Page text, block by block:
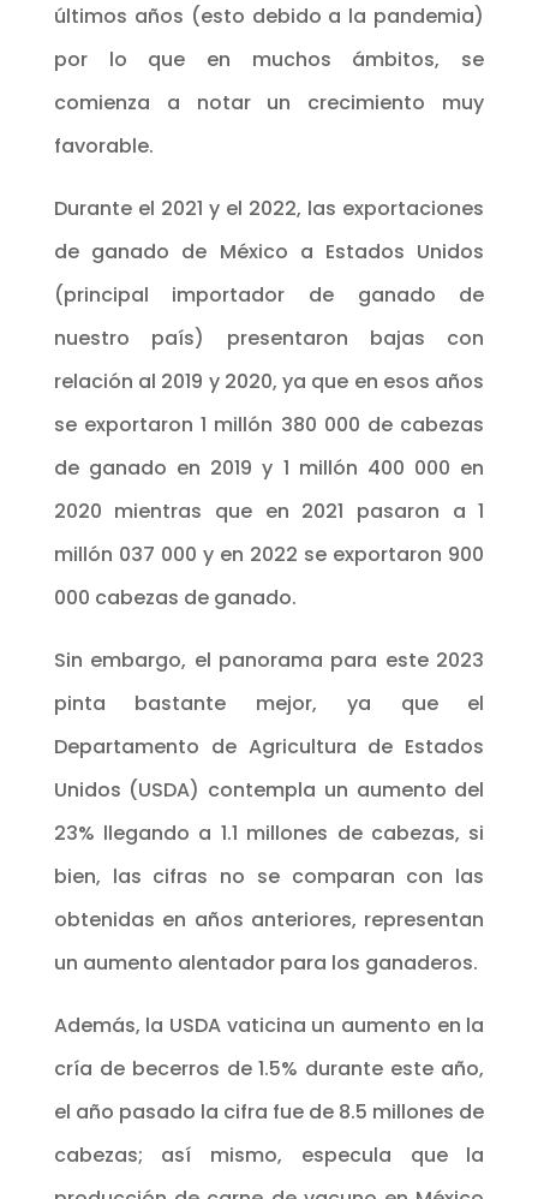
últimos años (esto debido a la pandemia)
por lo que en muchos ámbitos, se
comienza a notar un crecimiento muy
favorable.
Durante el 2021 y el 2022, las exportaciones
de ganado de México a Estados Unidos
(principal importador de ganado de
nuestro país) presentaron bajas con
relación al 2019 y 2020, ya que en esos años
se exportaron 1 millón 380 000 de cabezas
de ganado en 2019 y 1 millón 400 000 en
2020 mientras que en 2021 pasaron a 1
millón 037 000 y en 2022 se exportaron 900
000 cabezas de ganado.
Sin embargo, el panorama para este 2023
pinta bastante mejor, ya que el
Departamento de Agricultura de Estados
Unidos (USDA) contempla un aumento del
23% llegando a 1.1 millones de cabezas, si
bien, las cifras no se comparan con las
obtenidas en años anteriores, representan
un aumento alentador para los ganaderos.
Además, la USDA vaticina un aumento en la
cría de becerros de 1.5% durante este año,
el año pasado la cifra fue de 8.5 millones de
cabezas; así mismo, especula que la